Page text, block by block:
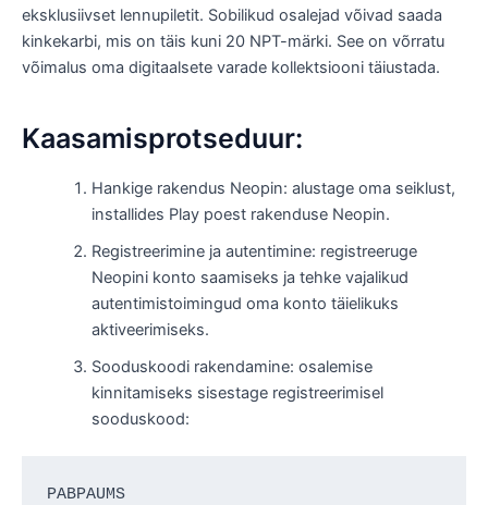
eksklusiivset lennupiletit. Sobilikud osalejad võivad saada
kinkekarbi, mis on täis kuni 20 NPT-märki. See on võrratu
võimalus oma digitaalsete varade kollektsiooni täiustada.
Kaasamisprotseduur:
Hankige rakendus Neopin: alustage oma seiklust,
installides Play poest rakenduse Neopin.
Registreerimine ja autentimine: registreeruge
Neopini konto saamiseks ja tehke vajalikud
autentimistoimingud oma konto täielikuks
aktiveerimiseks.
Sooduskoodi rakendamine: osalemise
kinnitamiseks sisestage registreerimisel
sooduskood:
PABPAUMS